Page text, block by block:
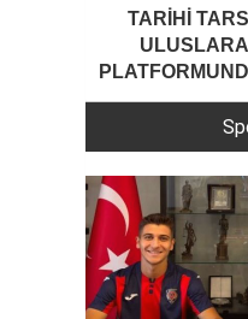
TARİHİ